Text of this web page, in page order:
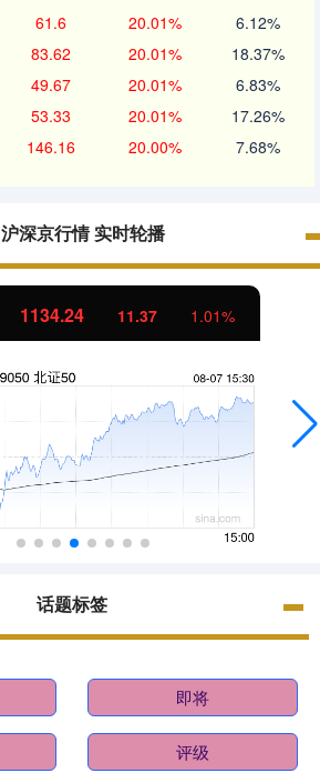
61.6 20.01% 6.12%
83.62 20.01% 18.37%
49.67 20.01% 6.83%
53.33 20.01% 17.26%
146.16 20.00% 7.68%
沪深京行情 实时轮播
1134.24 11.37 1.01%
话题标签
即将
评级